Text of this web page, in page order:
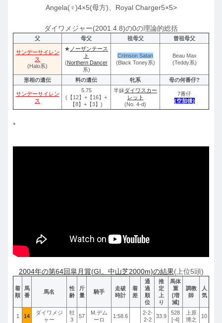
Angela(♀)4×5(母方)、Royal Charger5×5>
ダイワメジャー(2001.4.8)の0の理論的総括
父 母父 祖母父 曾祖母父
サンデーサイレン
ス
(Halo系)
★ ノーザンテース
ト
(Northern Dancer
系)
Crimson Satan
(Black Toney系)
Beau Max
(Teddy系)
形相の遺伝 料の遺伝 牝系 母の何番仔?
サンデーサイレン
ス
5.75
(【12】+【16】+
【8】+【3】)
半妹ダイワスカー
レット
(No. 4-d)
7番仔
(空胎後)
*
2004年の第64回皐月賞(GI。中山芝2000m)の結果(上位5頭)
着
順
馬
番
馬名
性
齢
斤
量
騎手
走破
時計
着
差
通
過
順
位
推
定
上
り
馬体
重
[増
減]
調教
師
人
気
1 14
ダイワメジ
ャー
牡
3
57
M.デム
ーロ
1:58.6
2-2-
2-2
33.9
528
[-4]
上原
博之
10